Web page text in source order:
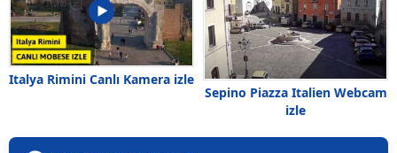
Italya Rimini Canlı Kamera izle
Sepino Piazza Italien Webcam
izle